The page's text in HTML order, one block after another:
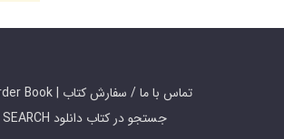
Contact Us / Order Book | تماس با ما / سفارش کتاب
SEARCH جستجو در کتاب دانلود